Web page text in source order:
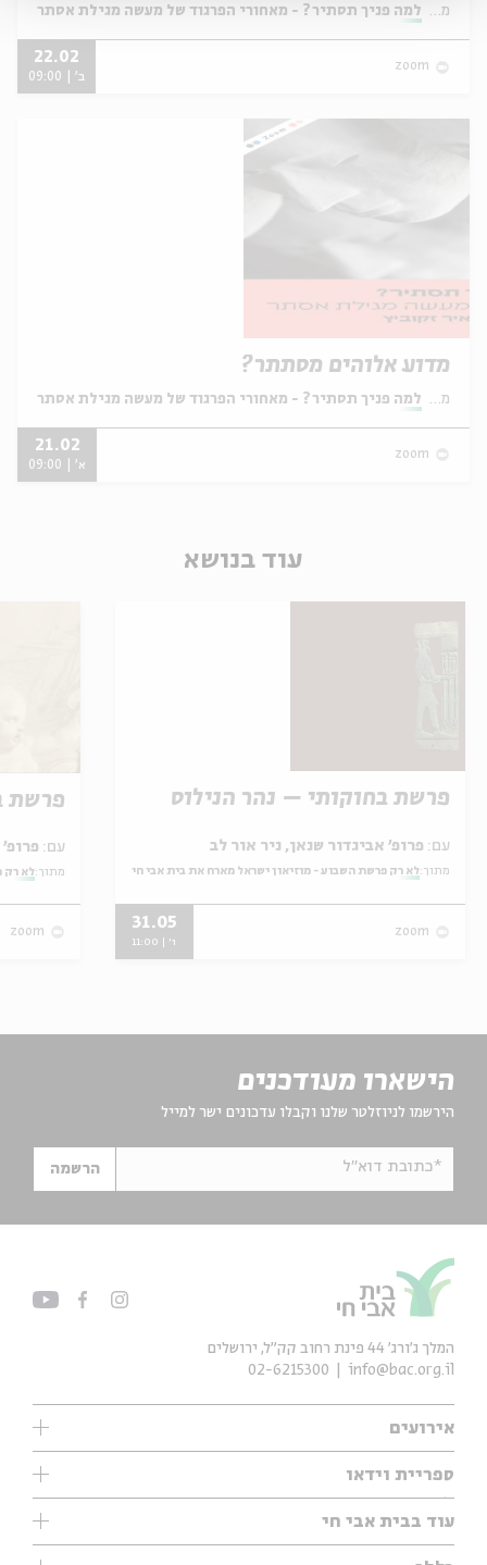
מתוך: למה פניך תסתיר? - מאחורי הפרגוד של מעשה מגילת אסתר
zoom
22.02
ב' | 09:00
מדוע אלוהים מסתתר?
מתוך: למה פניך תסתיר? - מאחורי הפרגוד של מעשה מגילת אסתר
zoom
21.02
א' | 09:00
עוד בנושא
פרשת בחוקותי – נהר הנילוס
עם:
מתוך: לא רק פרשת השבוע - מוזיאון ישראל מארח את בית אבי חי
zoom
31.05
ו' | 11:00
פרשת
עם:
מתוך: לא רק
zoom
הישארו מעודכנים
הירשמו לניוזלטר שלנו וקבלו עדכונים ישר למייל
*כתובת דוא"ל הרשמה
אירועים
עיון
אנגלית
ספריית וידאו
ילדים
מוזיקה
עיון
עוד בבית אבי חי
תערוכות
המלך ג'ורג' 44 פינת רחוב קק״ל, ירושלים
info@bac.org.il
02-6215300